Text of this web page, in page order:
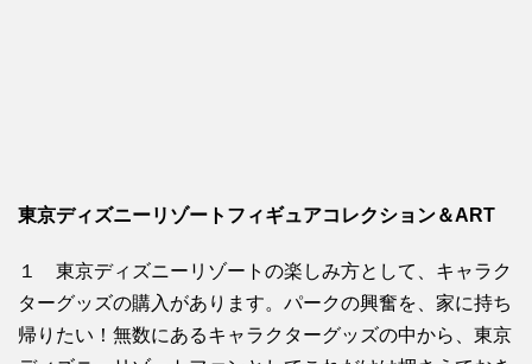
東京ディズニーリゾートフィギュアコレクション＆ART
１ 東京ディズニーリゾートの楽しみ方として、キャラク
ターグッズの購入があります。パークの興奮を、家に持ち
帰りたい！無数にあるキャラクターグッズの中から、東京